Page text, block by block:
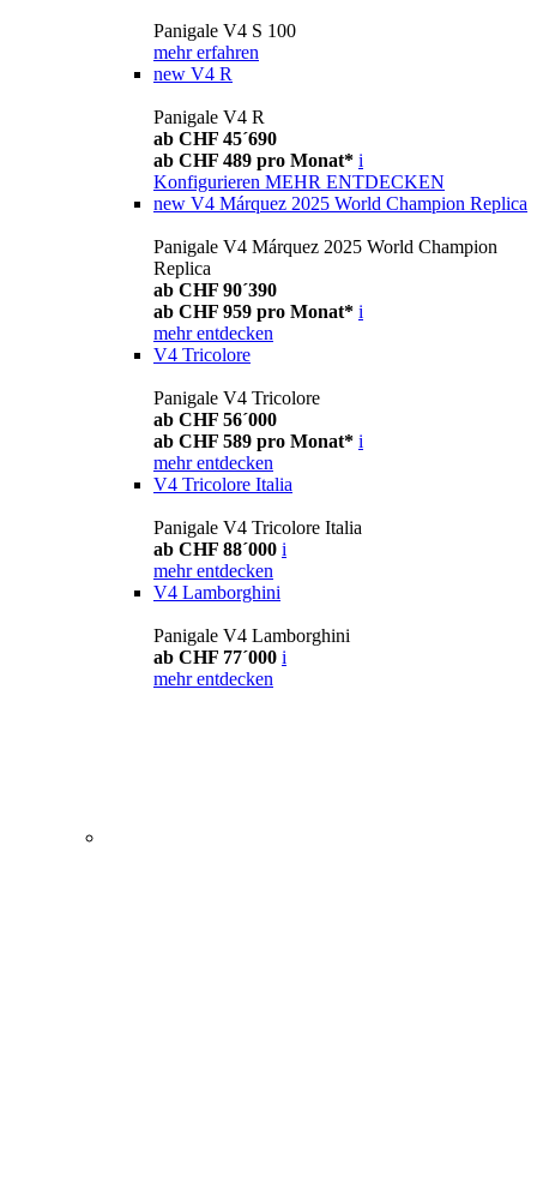
Panigale V4 S 100
mehr erfahren
new V4 R
Panigale V4 R
ab CHF 45´690
ab CHF 489 pro Monat* i
Konfigurieren MEHR ENTDECKEN
new V4 Márquez 2025 World Champion Replica
Panigale V4 Márquez 2025 World Champion
Replica
ab CHF 90´390
ab CHF 959 pro Monat* i
mehr entdecken
V4 Tricolore
Panigale V4 Tricolore
ab CHF 56´000
ab CHF 589 pro Monat* i
mehr entdecken
V4 Tricolore Italia
Panigale V4 Tricolore Italia
ab CHF 88´000 i
mehr entdecken
V4 Lamborghini
Panigale V4 Lamborghini
ab CHF 77´000 i
mehr entdecken